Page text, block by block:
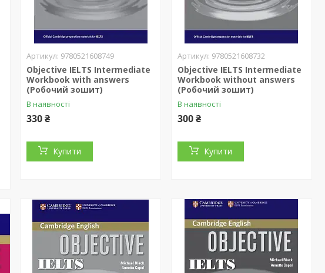
9780521608749
Objective IELTS Intermediate
Workbook with answers
(Робочий зошит)
В наявності
330 ₴
Купити
9780521608732
Objective IELTS Intermediate
Workbook without answers
(Робочий зошит)
В наявності
300 ₴
Купити